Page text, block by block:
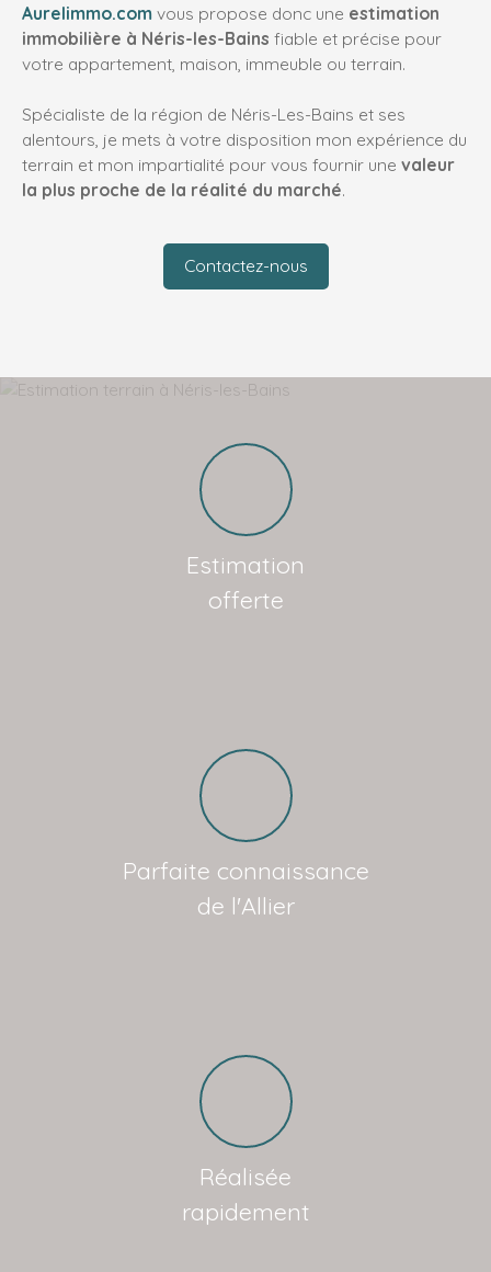
Aurelimmo.com vous propose donc une estimation
immobilière à Néris-les-Bains fiable et précise pour
votre appartement, maison, immeuble ou terrain.
Spécialiste de la région de Néris-Les-Bains et ses
alentours, je mets à votre disposition mon expérience du
terrain et mon impartialité pour vous fournir une valeur
la plus proche de la réalité du marché.
Contactez-nous
Estimation
offerte
Parfaite connaissance
de l'Allier
Réalisée
rapidement